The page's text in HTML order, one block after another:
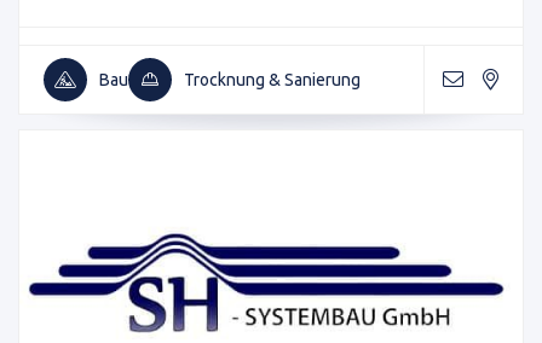
Bau Trocknung & Sanierung